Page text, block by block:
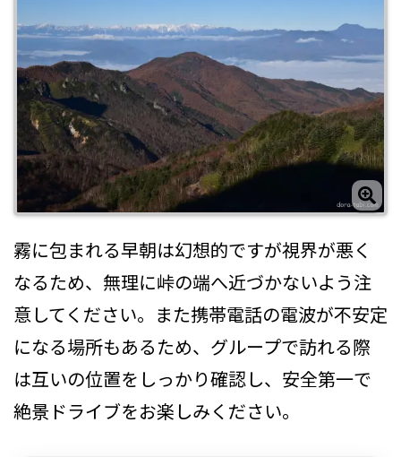
霧に包まれる早朝は幻想的ですが視界が悪く
なるため、無理に峠の端へ近づかないよう注
意してください。また携帯電話の電波が不安定
になる場所もあるため、グループで訪れる際
は互いの位置をしっかり確認し、安全第一で
絶景ドライブをお楽しみください。